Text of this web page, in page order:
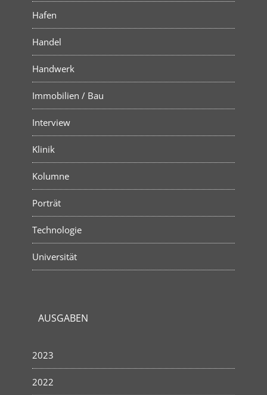
Hafen
Handel
Handwerk
Immobilien / Bau
Interview
Klinik
Kolumne
Porträt
Technologie
Universität
AUSGABEN
2023
2022